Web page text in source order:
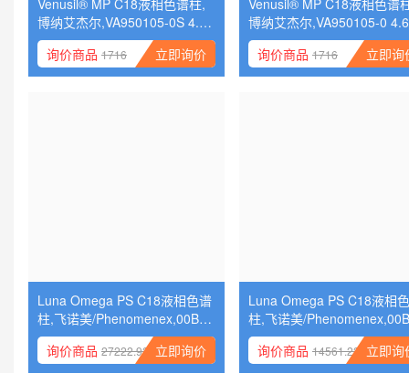
Venusil® MP C18液相色谱柱,
博纳艾杰尔,VA950105-0S 4.6×
10x5, 直联式,保护柱芯,4支/包
询价商品 1716 立即询价
Venusil® MP C18液相色谱
博纳艾杰尔,VA950105-0
0x5,保护柱芯,4支/包
询价商品 1716 立即询
Luna Omega PS C18液相色谱
柱,飞诺美/Phenomenex,00B-4
753-U0-AX 50x30x5
询价商品27222.92 立即询价
Luna Omega PS C18液相
柱,飞诺美/
753-P0-AX 50x21.2x5
询价商品 14561.22 立即询